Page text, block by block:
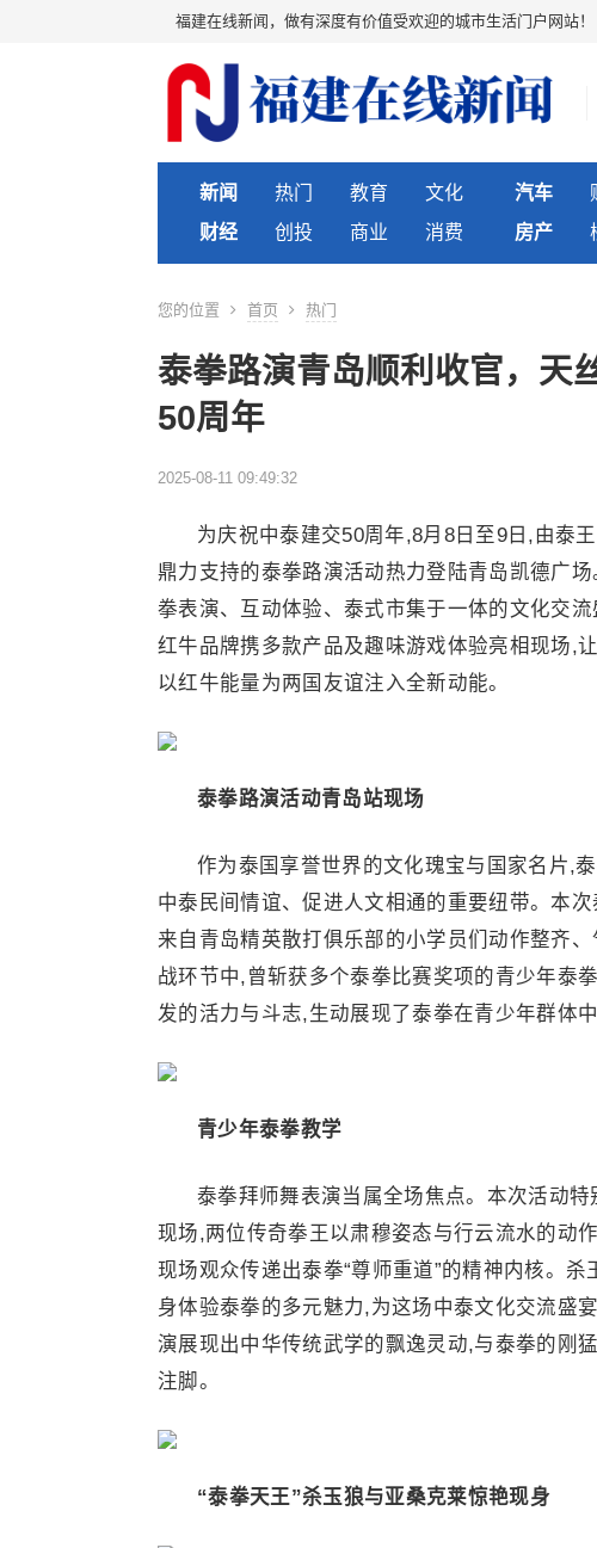
福建在线新闻，做有深度有价值受欢迎的城市生活门户网站！
新闻 热门 教育
文化
财经
创投 商业 消费
汽车
房产
您的位置 首页 热门
泰拳路演青岛顺利收官，天
50周年
2025-08-11 09:49:32
为庆祝中泰建交50周年,8月8日至9日,由泰
鼎力支持的泰拳路演活动热力登陆青岛凯德广
拳表演、互动体验、泰式市集于一体的文化交
红牛品牌携多款产品及趣味游戏体验亮相现场,
以红牛能量为两国友谊注入全新动能。
泰拳路演活动青岛站现场
作为泰国享誉世界的文化瑰宝与国家名片,
中泰民间情谊、促进人文相通的重要纽带。本
来自青岛精英散打俱乐部的小学员们动作整齐
战环节中,曾斩获多个泰拳比赛奖项的青少年泰
发的活力与斗志,生动展现了泰拳在青少年群体
青少年泰拳教学
泰拳拜师舞表演当属全场焦点。本次活动
现场,两位传奇拳王以肃穆姿态与行云流水的动
现场观众传递出泰拳“尊师重道”的精神内核。
身体验泰拳的多元魅力,为这场中泰文化交流盛
演展现出中华传统武学的飘逸灵动,与泰拳的刚
注脚。
“泰拳天王”杀玉狼与亚桑克莱惊艳现身